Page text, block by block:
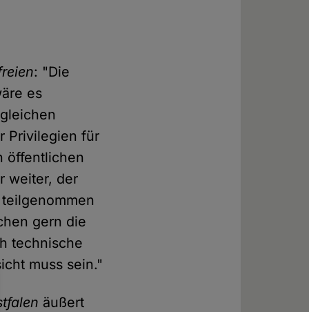
: "Die
es
Privilegien für
öffentlichen
weiter, der
gern die
technische
muss sein."
äußert